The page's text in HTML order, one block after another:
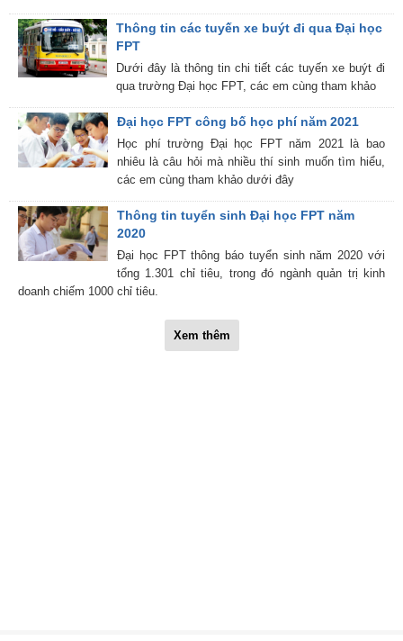
Thông tin các tuyến xe buýt đi qua Đại học
FPT
Dưới đây là thông tin chi tiết các tuyến xe buýt đi
qua trường Đại học FPT, các em cùng tham khảo
Đại học FPT công bố học phí năm 2021
Học phí trường Đại học FPT năm 2021 là bao
nhiêu là câu hỏi mà nhiều thí sinh muốn tìm hiểu,
các em cùng tham khảo dưới đây
Thông tin tuyển sinh Đại học FPT năm
2020
Đại học FPT thông báo tuyển sinh năm 2020 với
tổng 1.301 chỉ tiêu, trong đó ngành quản trị kinh
doanh chiếm 1000 chỉ tiêu.
Xem thêm